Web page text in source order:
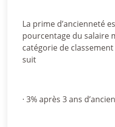
La prime d’ancienneté
pourcentage du salaire
catégorie de
suit
· 3% après 3 ans